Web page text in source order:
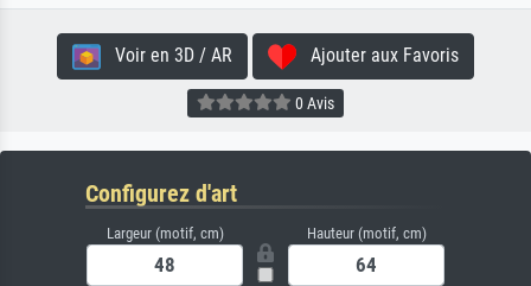
Voir en 3D / AR Ajouter aux Favoris
0 Avis
Configurez d'art
Largeur (motif, cm) Hauteur (motif, cm)